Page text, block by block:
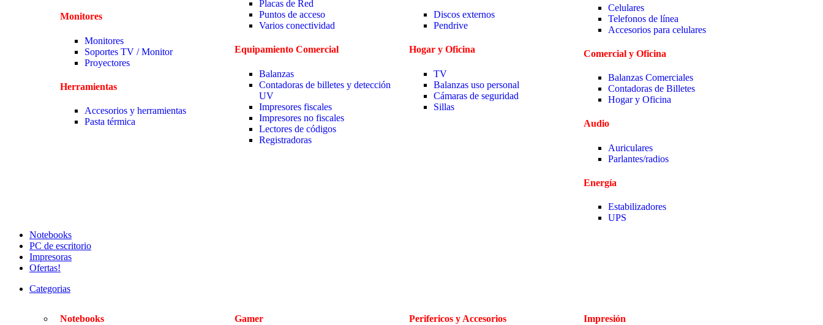
Monitores
Monitores
Soportes TV / Monitor
Proyectores
Herramientas
Accesorios y herramientas
Pasta térmica
Placas de Red
Puntos de acceso
Varios conectividad
Equipamiento Comercial
Balanzas
Contadoras de billetes y detección
UV
Impresores fiscales
Impresores no fiscales
Lectores de códigos
Registradoras
Discos externos
Pendrive
Hogar y Oficina
TV
Balanzas uso personal
Cámaras de seguridad
Sillas
Celulares
Telefonos de línea
Accesorios para celulares
Comercial y Oficina
Balanzas Comerciales
Contadoras de Billetes
Hogar y Oficina
Audio
Auriculares
Parlantes/radios
Energía
Estabilizadores
UPS
Notebooks
PC de escritorio
Impresoras
Ofertas!
Categorias
Notebooks Gamer Perifericos y Accesorios Impresión